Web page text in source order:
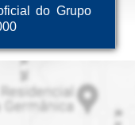
do Grupo
Técnica